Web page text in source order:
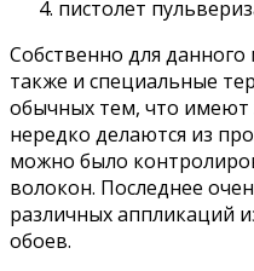
пистолет
Собственно для
также и специальные
обычных тем, что имеют
нередко делаются из
можно было
волокон. Последнее
различных аппликаций
обоев.